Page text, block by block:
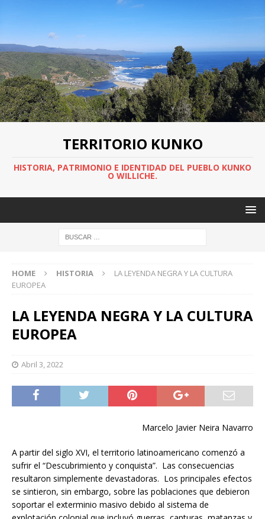
TERRITORIO KUNKO
HISTORIA, PATRIMONIO E IDENTIDAD DEL PUEBLO KUNKO
O WILLICHE.
HOME HISTORIA
LA LEYENDA NEGRA Y LA CULTURA
EUROPEA
LA LEYENDA NEGRA Y LA CULTURA
EUROPEA
Abril 3, 2022
Marcelo Javier Neira Navarro
A partir del siglo XVI, el territorio latinoamericano comenzó a
sufrir el “Descubrimiento y conquista”. Las consecuencias
resultaron simplemente devastadoras. Los principales efectos
se sintieron, sin embargo, sobre las poblaciones que debieron
soportar el exterminio masivo debido al sistema de